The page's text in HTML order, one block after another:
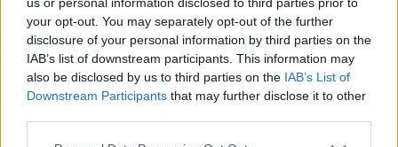
your opt-out. You may separately opt-out of the further
disclosure of your personal information by third parties on the
IAB’s list of downstream participants. This information may
also be disclosed by us to third parties on the IAB’s List of
Downstream Participants that may further disclose it to other